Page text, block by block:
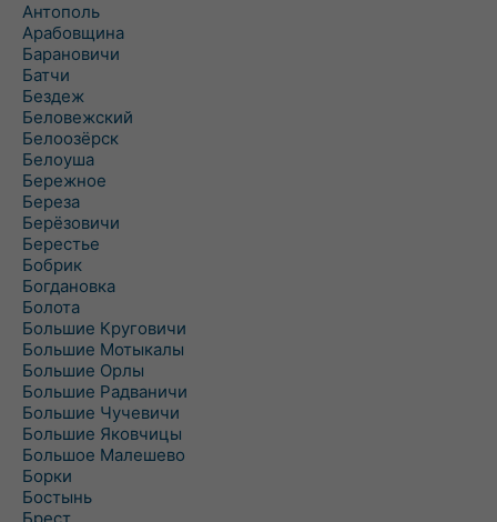
Антополь
Арабовщина
Барановичи
Батчи
Бездеж
Беловежский
Белоозёрск
Белоуша
Бережное
Береза
Берёзовичи
Берестье
Бобрик
Богдановка
Болота
Большие Круговичи
Большие Мотыкалы
Большие Орлы
Большие Радваничи
Большие Чучевичи
Большие Яковчицы
Большое Малешево
Борки
Бостынь